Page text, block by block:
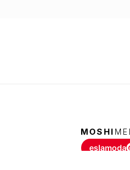
MOSHI
eslamoda